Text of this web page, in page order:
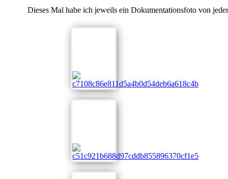
Dieses Mal habe ich jeweils ein Dokumentationsfoto von